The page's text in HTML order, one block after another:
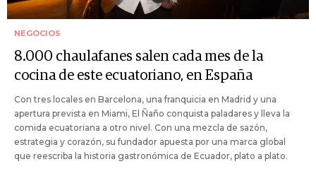
NEGOCIOS
8.000 chaulafanes salen cada mes de la
cocina de este ecuatoriano, en España
Con tres locales en Barcelona, una franquicia en Madrid y una
apertura prevista en Miami, El Ñaño conquista paladares y lleva la
comida ecuatoriana a otro nivel. Con una mezcla de sazón,
estrategia y corazón, su fundador apuesta por una marca global
que reescriba la historia gastronómica de Ecuador, plato a plato.